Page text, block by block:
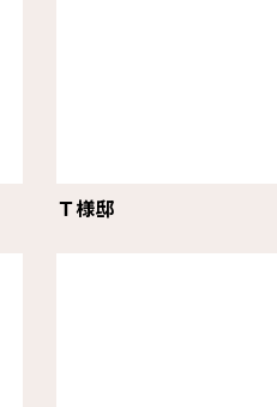
Ｔ様邸